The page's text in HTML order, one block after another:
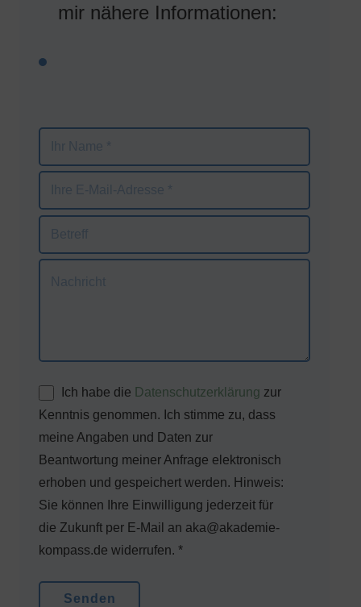
mir nähere Informationen:
lasse
dieses
Feld
Ich habe die Datenschutzerklärung zur
Kenntnis genommen. Ich stimme zu, dass
meine Angaben und Daten zur
Beantwortung meiner Anfrage elektronisch
erhoben und gespeichert werden. Hinweis:
Sie können Ihre Einwilligung jederzeit für
die Zukunft per E-Mail an aka@akademie-
kompass.de widerrufen. *